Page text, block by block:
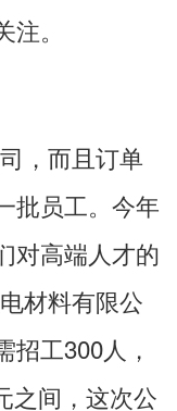
。
，而且订单
批员工。今年
对高端人才的
材料有限公
工300人，
之间，这次公